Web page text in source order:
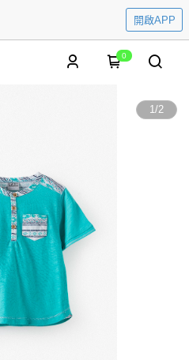
開啟APP
0
1/2